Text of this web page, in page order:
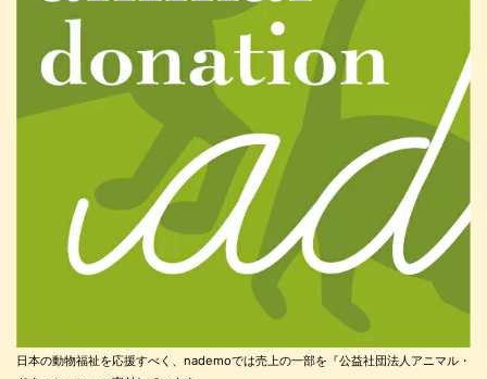
日本の動物福祉を応援すべく、nademoでは売上の一部を『公益社団法人アニマル・